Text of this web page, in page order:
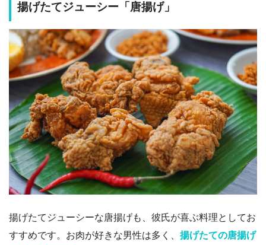
揚げたてジューシー「唐揚げ」
揚げたてジューシーな唐揚げも、彼氏が喜ぶ料理としてお
すすめです。お肉が好きな男性は多く、 揚げたての唐揚げ